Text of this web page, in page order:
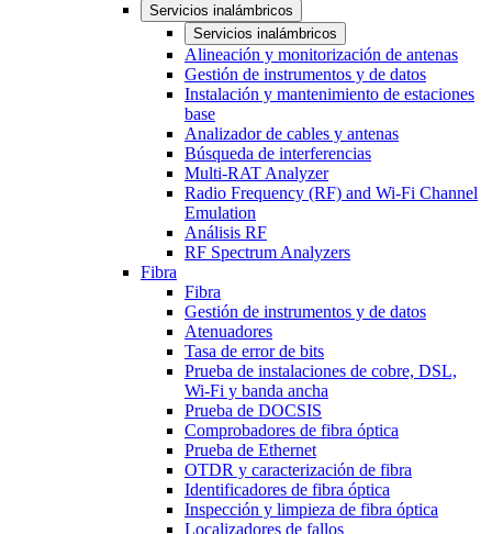
Servicios inalámbricos
Servicios inalámbricos
Alineación y monitorización de antenas
Gestión de instrumentos y de datos
Instalación y mantenimiento de estaciones
base
Analizador de cables y antenas
Búsqueda de interferencias
Multi-RAT Analyzer
Radio Frequency (RF) and Wi-Fi Channel
Emulation
Análisis RF
RF Spectrum Analyzers
Fibra
Fibra
Gestión de instrumentos y de datos
Atenuadores
Tasa de error de bits
Prueba de instalaciones de cobre, DSL,
Wi-Fi y banda ancha
Prueba de DOCSIS
Comprobadores de fibra óptica
Prueba de Ethernet
OTDR y caracterización de fibra
Identificadores de fibra óptica
Inspección y limpieza de fibra óptica
Localizadores de fallos